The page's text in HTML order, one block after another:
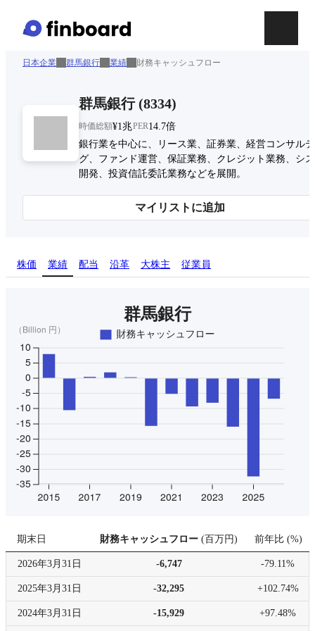
日本企業 群馬銀行 業績 財務キャッシュフロー
群馬銀行(8334)
時価総額¥1兆PER14.7倍
銀行業を中心に、リース業、証券業、経営コンサル
グ、ファンド運営、保証業務、クレジット業務、シ
開発、投資信託委託業務などを展開。
マイリストに追加
株価 業績 配当 沿革 大株主 従業員
期末日 財務キャッシュフロー (百万円) 前年比 (%)
2026年3月31日 -6,747 -79.11%
2025年3月31日 -32,295 +102.74%
2024年3月31日 -15,929 +97.48%